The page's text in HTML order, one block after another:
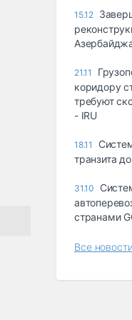
15.12
21.11
коридору
требуют
- IRU
18.11
транзита
31.10
странами
Все